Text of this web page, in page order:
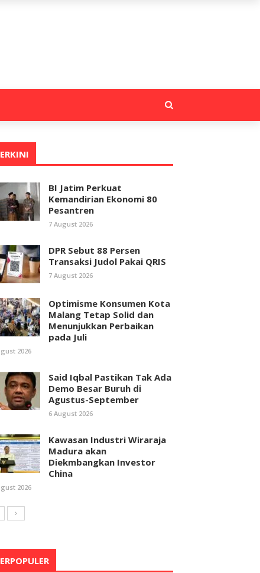
BI Jatim Perkuat
Kemandirian Ekonomi 80
Pesantren
7 August 2026
DPR Sebut 88 Persen
Transaksi Judol Pakai QRIS
7 August 2026
Optimisme Konsumen Kota
Malang Tetap Solid dan
Menunjukkan Perbaikan
pada Juli
2026
Said Iqbal Pastikan Tak Ada
Demo Besar Buruh di
Agustus-September
6 August 2026
Kawasan Industri Wiraraja
Madura akan
Diekmbangkan Investor
China
2026